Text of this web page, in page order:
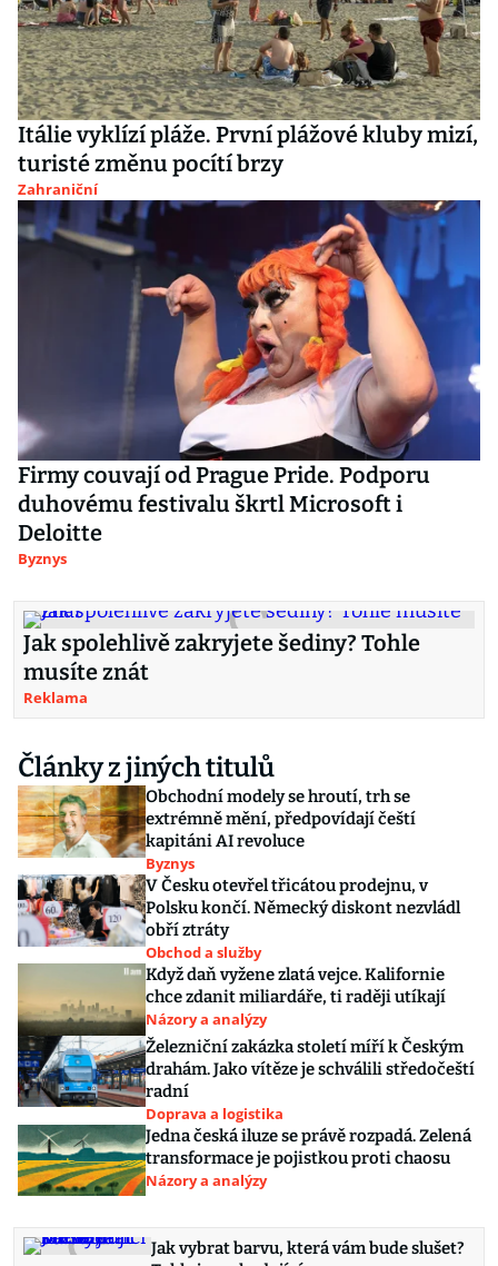
Itálie vyklízí pláže. První plážové kluby mizí,
turisté změnu pocítí brzy
Zahraniční
Firmy couvají od Prague Pride. Podporu
duhovému festivalu škrtl Microsoft i
Deloitte
Byznys
Jak spolehlivě zakryjete šediny? Tohle
musíte znát
Reklama
Články z jiných titulů
Obchodní modely se hroutí, trh se
extrémně mění, předpovídají čeští
kapitáni AI revoluce
Byznys
V Česku otevřel třicátou prodejnu, v
Polsku končí. Německý diskont nezvládl
obří ztráty
Obchod a služby
Když daň vyžene zlatá vejce. Kalifornie
chce zdanit miliardáře, ti raději utíkají
Názory a analýzy
Železniční zakázka století míří k Českým
drahám. Jako vítěze je schválili středočeští
radní
Doprava a logistika
Jedna česká iluze se právě rozpadá. Zelená
transformace je pojistkou proti chaosu
Názory a analýzy
Jak vybrat barvu, která vám bude slušet?